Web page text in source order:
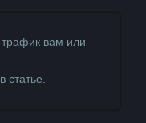
трафик вам или